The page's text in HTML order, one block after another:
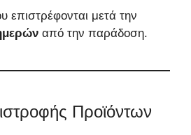
επιστρέφονται μετά την
από την παράδοση.
Προϊόντων